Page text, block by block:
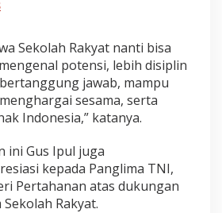
Sekolah Rakyat nanti bisa
potensi, lebih disiplin
jawab, mampu
sesama, serta
Indonesia,” katanya.
ini Gus Ipul juga
kepada Panglima TNI,
Pertahanan atas dukungan
Rakyat.